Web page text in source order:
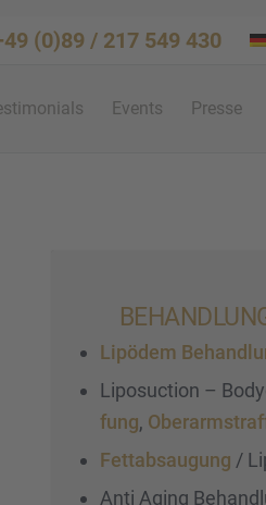
(0)89 / 217 549 430
Events Presse
Lipödem
Liposuc­tion –
fung,
Fettab­sau­gung /
Anti Aging